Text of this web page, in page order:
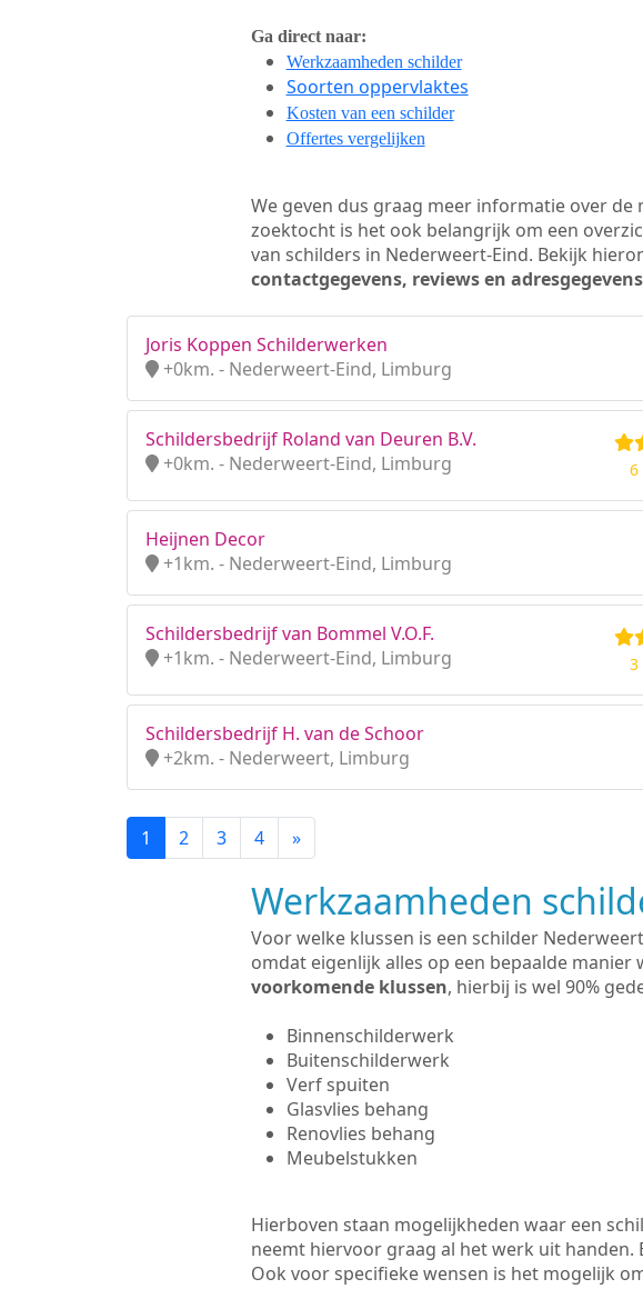
Ga direct naar:
Werkzaamheden schilder
Soorten oppervlaktes
Kosten van een schilder
Offertes vergelijken
We geven dus graag meer informatie over de
zoektocht is het ook belangrijk om een
van schilders in Nederweert-Eind. Bekijk
contactgegevens, reviews en
Joris Koppen Schilderwerken
+0km. - Nederweert-Eind, Limburg
Schildersbedrijf Roland van Deuren B.V.
+0km. - Nederweert-Eind, Limburg
6
Heijnen Decor
+1km. - Nederweert-Eind, Limburg
Schildersbedrijf van Bommel V.O.F.
+1km. - Nederweert-Eind, Limburg
3
Schildersbedrijf H. van de Schoor
+2km. - Nederweert, Limburg
1 2 3 4 »
Werkzaamheden
Voor welke klussen is een schilder
omdat eigenlijk alles op een bepaalde
voorkomende klussen, hierbij is wel 90%
Binnenschilderwerk
Buitenschilderwerk
Verf spuiten
Glasvlies behang
Renovlies behang
Meubelstukken
Hierboven staan mogelijkheden waar een
neemt hiervoor graag al het werk uit handen.
Ook voor specifieke wensen is het mogelijk